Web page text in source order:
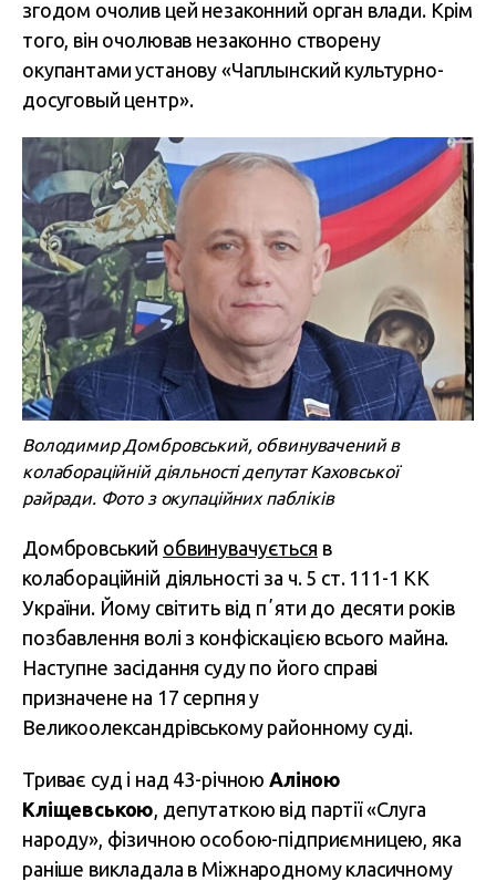
згодом очолив цей незаконний орган влади. Крім
того, він очолював незаконно створену
окупантами установу «Чаплынский культурно-
досуговый центр».
Володимир Домбровський, обвинувачений в
колабораційній діяльності депутат Каховської
райради. Фото з окупаційних пабліків
Домбровський обвинувачується в
колабораційній діяльності за ч. 5 ст. 111-1 КК
України. Йому світить від пʼяти до десяти років
позбавлення волі з конфіскацією всього майна.
Наступне засідання суду по його справі
призначене на 17 серпня у
Великоолександрівському районному суді.
Триває суд і над 43-річною Аліною
Кліщевською , депутаткою від партії «Слуга
народу», фізичною особою-підприємницею, яка
раніше викладала в Міжнародному класичному